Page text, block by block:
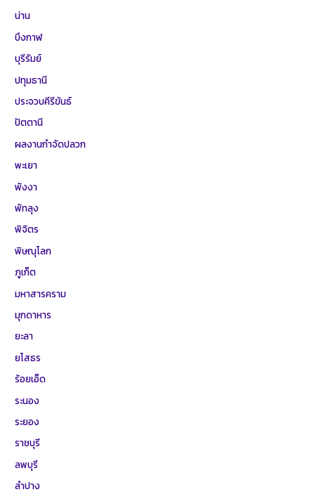
น่าน
บึงกาฬ
บุรีรัมย์
ปทุมธานี
ประจวบคีรีขันธ์
ปัตตานี
ผลงานกำจัดปลวก
พะเยา
พังงา
พัทลุง
พิจิตร
พิษณุโลก
ภูเก็ต
มหาสารคราม
มุกดาหาร
ยะลา
ยโสธร
ร้อยเอ็ด
ระนอง
ระยอง
ราชบุรี
ลพบุรี
ลำปาง